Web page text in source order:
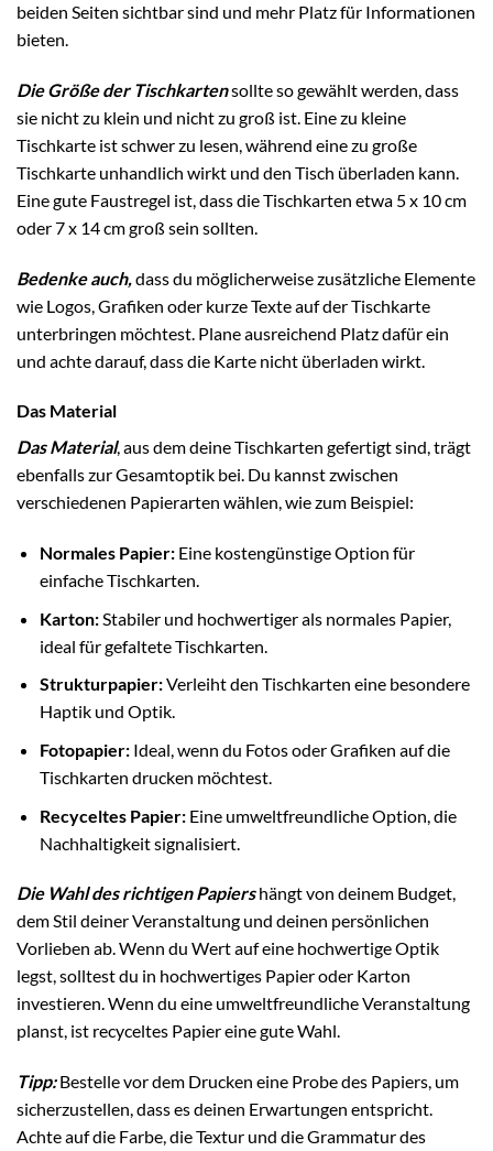
beiden Seiten sichtbar sind und mehr Platz für Informationen
bieten.
Die Größe der Tischkartensollte so gewählt werden, dass
sie nicht zu klein und nicht zu groß ist. Eine zu kleine
Tischkarte ist schwer zu lesen, während eine zu große
Tischkarte unhandlich wirkt und den Tisch überladen kann.
Eine gute Faustregel ist, dass die Tischkarten etwa 5 x 10 cm
oder 7 x 14 cm groß sein sollten.
Bedenke auch, dass du möglicherweise zusätzliche Elemente
wie Logos, Grafiken oder kurze Texte auf der Tischkarte
unterbringen möchtest. Plane ausreichend Platz dafür ein
und achte darauf, dass die Karte nicht überladen wirkt.
Das Material
Das Material, aus dem deine Tischkarten gefertigt sind, trägt
ebenfalls zur Gesamtoptik bei. Du kannst zwischen
verschiedenen Papierarten wählen, wie zum Beispiel:
Normales Papier:Eine kostengünstige Option für
einfache Tischkarten.
Karton:Stabiler und hochwertiger als normales Papier,
ideal für gefaltete Tischkarten.
Strukturpapier:Verleiht den Tischkarten eine besondere
Haptik und Optik.
Fotopapier:Ideal, wenn du Fotos oder Grafiken auf die
Tischkarten drucken möchtest.
Recyceltes Papier:Eine umweltfreundliche Option, die
Nachhaltigkeit signalisiert.
Die Wahl des richtigen Papiershängt von deinem Budget,
dem Stil deiner Veranstaltung und deinen persönlichen
Vorlieben ab. Wenn du Wert auf eine hochwertige Optik
legst, solltest du in hochwertiges Papier oder Karton
investieren. Wenn du eine umweltfreundliche Veranstaltung
planst, ist recyceltes Papier eine gute Wahl.
Tipp:Bestelle vor dem Drucken eine Probe des Papiers, um
sicherzustellen, dass es deinen Erwartungen entspricht.
Achte auf die Farbe, die Textur und die Grammatur des